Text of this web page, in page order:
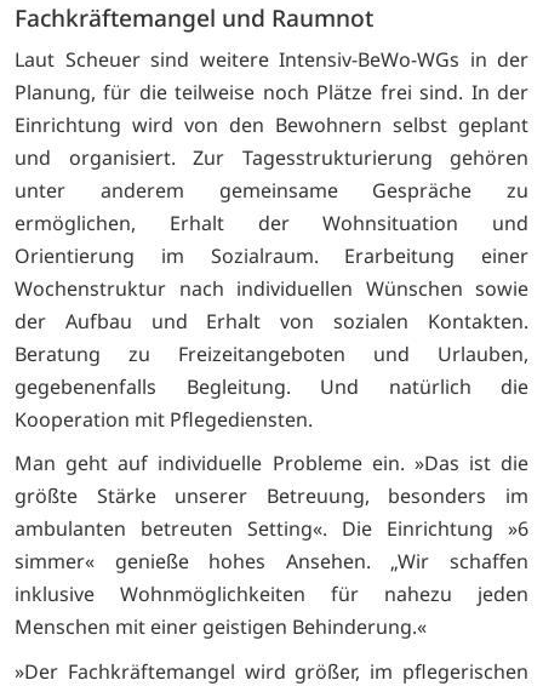
Fachkräftemangel und Raumnot
Laut Scheuer sind weitere Intensiv-BeWo-WGs in der
Planung, für die teilweise noch Plätze frei sind. In der
Einrichtung wird von den Bewohnern selbst geplant
und organisiert. Zur Tagesstrukturierung gehören
unter anderem gemeinsame Gespräche zu
ermöglichen, Erhalt der Wohnsituation und
Orientierung im Sozialraum. Erarbeitung einer
Wochenstruktur nach individuellen Wünschen sowie
der Aufbau und Erhalt von sozialen Kontakten.
Beratung zu Freizeitangeboten und Urlauben,
gegebenenfalls Begleitung. Und natürlich die
Kooperation mit Pflegediensten.
Man geht auf individuelle Probleme ein. »Das ist die
größte Stärke unserer Betreuung, besonders im
ambulanten betreuten Setting«. Die Einrichtung »6
simmer« genieße hohes Ansehen. „Wir schaffen
inklusive Wohnmöglichkeiten für nahezu jeden
Menschen mit einer geistigen Behinderung.«
»Der Fachkräftemangel wird größer, im pflegerischen